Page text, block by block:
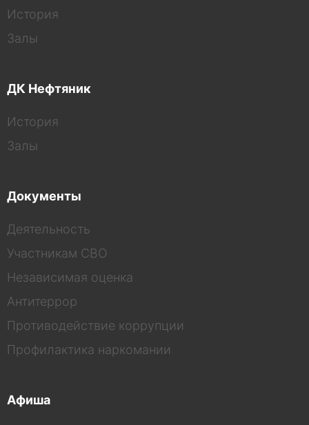
История
Залы
ДК Нефтяник
История
Залы
Документы
Деятельность
Участникам СВО
Независимая оценка
Антитеррор
Противодействие коррупции
Профилактика наркомании
Афиша